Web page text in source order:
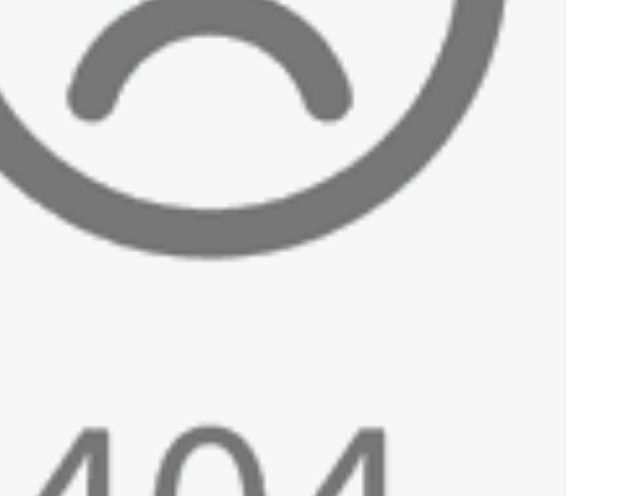
العالم العربي
تستمر هذه المعاناة التي تمزق القلوب والضمائر؟
أخبار صيدا
بلدية صيدا : حجز مركبتي توكتوك وتغريم صاحبهما بسبب الإزعاج الصوتي
We are hiring in Saida - Apply now before 14 august ...مطلوب موظفة للعمل في الأكاديمية الدولية لبناء القدرات -صيدا